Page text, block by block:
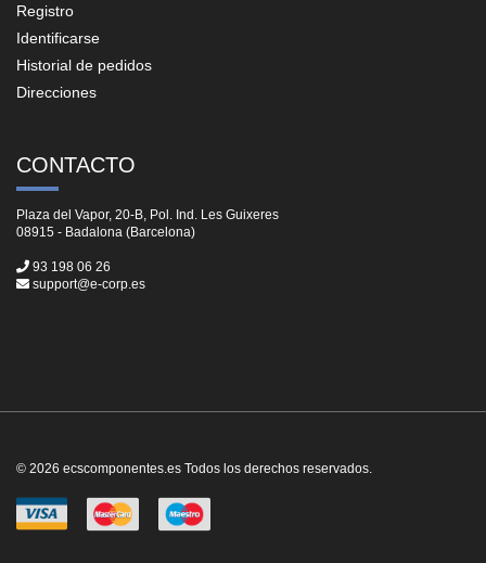
Registro
Identificarse
Historial de pedidos
Direcciones
CONTACTO
Plaza del Vapor, 20-B, Pol. Ind. Les Guixeres
08915 - Badalona (Barcelona)
93 198 06 26
support@e-corp.es
© 2026 ecscomponentes.es Todos los derechos reservados.